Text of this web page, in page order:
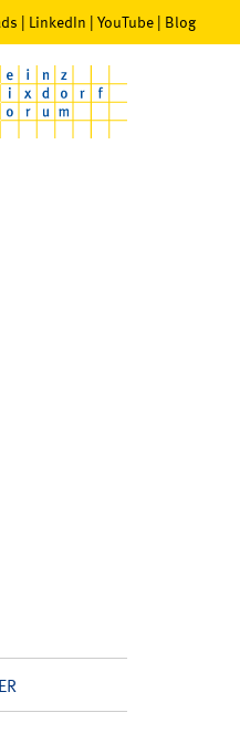
| LinkedIn | YouTube | Blog